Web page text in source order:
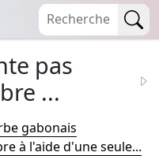
pas
...
gabonais
à l'aide d'une seule...